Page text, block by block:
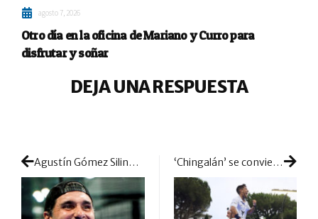
agosto 7, 2026
Otro día en la oficina de Mariano y Curro para
disfrutar y soñar
DEJA UNA RESPUESTA
Agustín Gómez Silingo cuelga la pala: Málaga despide a la ‘Bestia’ ‘Chingalán’ se convierten en un torbellino en suelo genovés